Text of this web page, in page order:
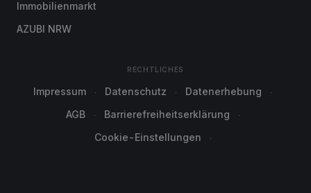
Immobilienmarkt
AZUBI NRW
RECHTLICHES
Impressum Datenschutz
Datenerhebung
AGB
Barrierefreiheitserklärung
Cookie-Einstellungen